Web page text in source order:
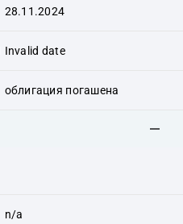
28.11.2024
Invalid date
облигация погашена
n/a